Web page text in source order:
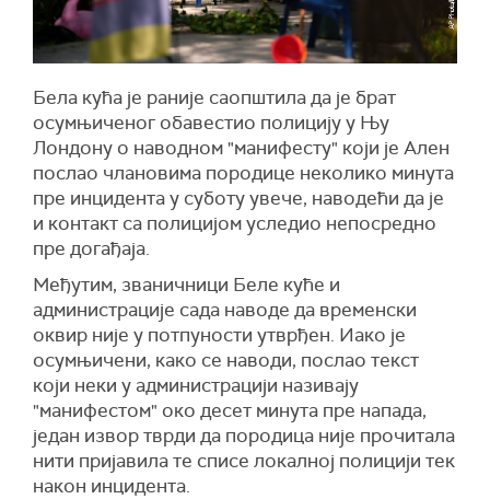
Бела кућа је раније саопштила да је брат
осумњиченог обавестио полицију у Њу
Лондону о наводном "манифесту" који је Ален
послао члановима породице неколико минута
пре инцидента у суботу увече, наводећи да је
и контакт са полицијом уследио непосредно
пре догађаја.
Међутим, званичници Беле куће и
администрације сада наводе да временски
оквир није у потпуности утврђен. Иако је
осумњичени, како се наводи, послао текст
који неки у администрацији називају
"манифестом" око десет минута пре напада,
један извор тврди да породица није прочитала
нити пријавила те списе локалној полицији тек
након инцидента.